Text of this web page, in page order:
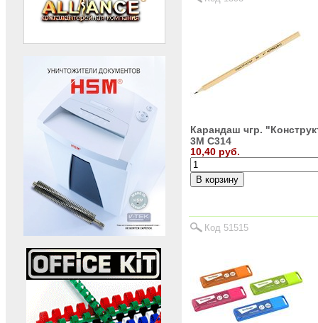
Карандаш чгр.
3М С314
10,40 руб.
Код 51515